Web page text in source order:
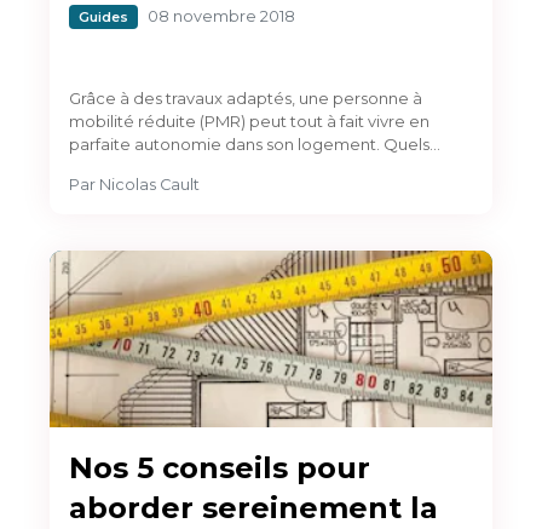
Guides 08 novembre 2018
Grâce à des travaux adaptés, une personne à
mobilité réduite (PMR) peut tout à fait vivre en
parfaite autonomie dans son logement. Quels…
Par Nicolas Cault
Nos 5 conseils pour
aborder sereinement la